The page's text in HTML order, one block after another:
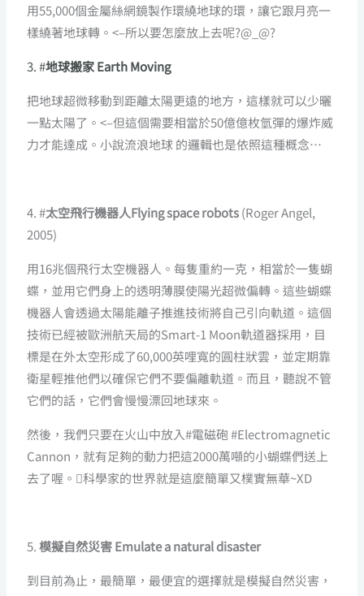
用55,000個金屬絲網鏡製作環繞地球的環，讓它跟月亮一
樣繞著地球轉。<–所以要怎麼放上去呢?@_@?
3. #地球搬家 Earth Moving
把地球超微移動到距離太陽更遠的地方，這樣就可以少曬
一點太陽了。<–但這個需要相當於50億億枚氫彈的爆炸威
力才能達成。小說流浪地球 的邏輯也是依照這種概念…
4. #太空飛行機器人Flying space robots(Roger Angel,
2005)
用16兆個飛行太空機器人。每隻重約一克，相當於一隻蝴
蝶，並用它們身上的透明薄膜使陽光超微偏轉。這些蝴蝶
機器人會透過太陽能離子推進技術將自己引向軌道。這個
技術已經被歐洲航天局的Smart-1 Moon軌道器採用，目
標是在外太空形成了60,000英哩寬的圓柱狀雲，並定期靠
衛星輕推他們以確保它們不要偏離軌道。而且，聽說不管
它們的話，它們會慢慢漂回地球來。
然後，我們只要在火山中放入#電磁砲 #Electromagnetic
Cannon，就有足夠的動力把這2000萬噸的小蝴蝶們送上
去了喔。科學家的世界就是這麼簡單又樸實無華~XD
5.模擬自然災害 Emulate a natural disaster
到目前為止，最簡單，最便宜的選擇就是模擬自然災害，